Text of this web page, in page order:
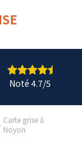
Noté 4.7/5
Carte grise à
Noyon